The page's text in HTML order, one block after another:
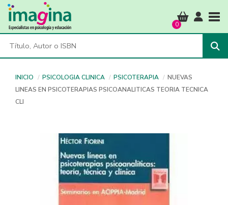
0
INICIO PSICOLOGIA CLINICA PSICOTERAPIA
NUEVAS
LINEAS EN PSICOTERAPIAS PSICOANALITICAS TEORIA TECNICA
CLI